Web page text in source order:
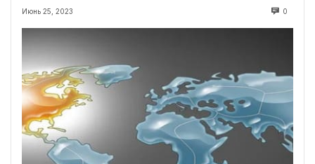
Июнь 25, 2023 0